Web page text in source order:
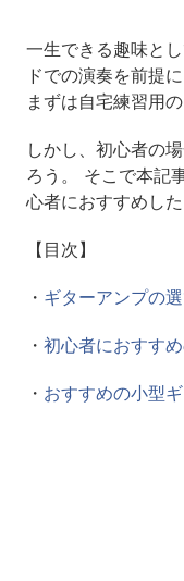
一生できる趣味と
ドでの演奏を前提
まずは自宅練習用
しかし、初心者の
ろう。 そこで本記
心者におすすめし
【目次】
・ ギターアンプの
・ 初心者におすす
・ おすすめの小型